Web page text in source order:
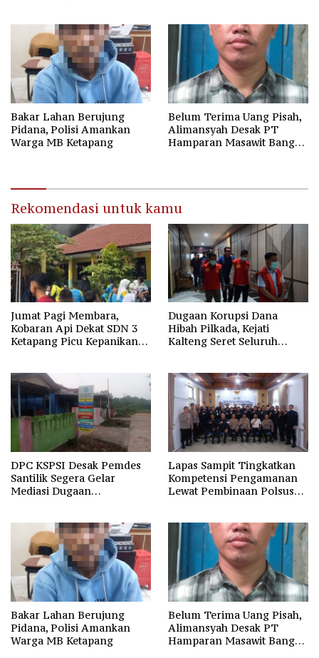
Bakar Lahan Berujung
Pidana, Polisi Amankan
Warga MB Ketapang
Belum Terima Uang Pisah,
Alimansyah Desak PT
Hamparan Masawit Bangun
Rekomendasi untuk kamu
Jumat Pagi Membara,
Kobaran Api Dekat SDN 3
Ketapang Picu Kepanikan
Dugaan Korupsi Dana
Hibah Pilkada, Kejati
Kalteng Seret Seluruh
DPC KSPSI Desak Pemdes
Santilik Segera Gelar
Mediasi Dugaan
Lapas Sampit Tingkatkan
Kompetensi Pengamanan
Lewat Pembinaan Polsus
Bakar Lahan Berujung
Pidana, Polisi Amankan
Warga MB Ketapang
Belum Terima Uang Pisah,
Alimansyah Desak PT
Hamparan Masawit Bangun